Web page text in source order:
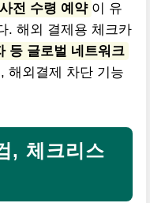
사전 수령 예약 이 유
. 해외 결제용 체크카
등 글로벌 네트워크
해외결제 차단 기능
, 체크리스